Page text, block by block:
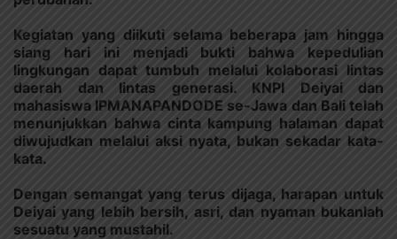
Kegiatan yang diikuti selama beberapa jam hingga
siang hari ini menjadi bukti bahwa kepedulian
lingkungan dapat tumbuh melalui kolaborasi lintas
daerah dan lintas generasi. KNPI Deiyai dan
mahasiswa IPMANAPANDODE se-Jawa dan Bali telah
menunjukkan bahwa cinta kampung halaman dapat
diwujudkan melalui aksi nyata, bukan sekadar kata-
kata.
Dengan semangat yang terus dijaga, harapan untuk
Deiyai yang lebih bersih, asri, dan nyaman bukanlah
sesuatu yang mustahil.